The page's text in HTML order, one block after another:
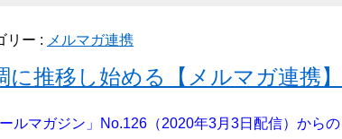
リー : メルマガ連携
推移し始める【メルマガ連携】
ルマガジン」No.126（2020年3月3日配信）からの